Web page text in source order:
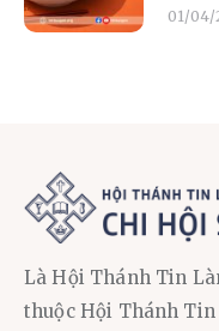
01/04/
Là Hội Thánh Tin
thuộc Hội Thánh Tin